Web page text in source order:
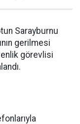
Sarayburnu
gerilmesi
görevlisi